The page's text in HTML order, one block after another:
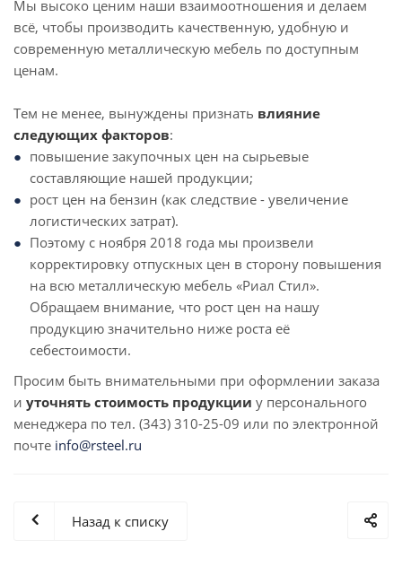
Мы высоко ценим наши взаимоотношения и делаем
всё, чтобы производить качественную, удобную и
современную металлическую мебель по доступным
ценам.
Тем не менее, вынуждены признать влияние
следующих факторов:
повышение закупочных цен на сырьевые
составляющие нашей продукции;
рост цен на бензин (как следствие - увеличение
логистических затрат).
Поэтому с ноября 2018 года мы произвели
корректировку отпускных цен в сторону повышения
на всю металлическую мебель «Риал Стил».
Обращаем внимание, что рост цен на нашу
продукцию значительно ниже роста её
себестоимости.
Просим быть внимательными при оформлении заказа
и уточнять стоимость продукции у персонального
менеджера по тел. (343) 310-25-09 или по электронной
почте info@rsteel.ru
Назад к списку